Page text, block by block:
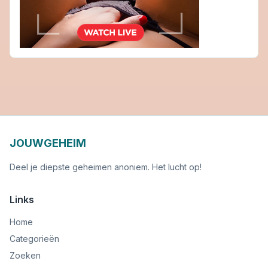
JOUWGEHEIM
Deel je diepste geheimen anoniem. Het lucht op!
Links
Home
Categorieën
Zoeken